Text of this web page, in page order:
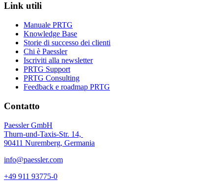
Link utili
Manuale PRTG
Knowledge Base
Storie di successo dei clienti
Chi è Paessler
Iscriviti alla newsletter
PRTG Support
PRTG Consulting
Feedback e roadmap PRTG
Contatto
Paessler GmbH
Thurn-und-Taxis-Str. 14,
90411 Nuremberg, Germania
info@paessler.com
+49 911 93775-0